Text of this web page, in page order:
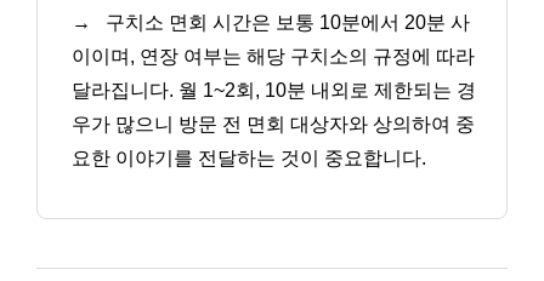
→
구치소 면회 시간은 보통 10분에서 20분 사
이이며, 연장 여부는 해당 구치소의 규정에 따라
달라집니다. 월 1~2회, 10분 내외로 제한되는 경
우가 많으니 방문 전 면회 대상자와 상의하여 중
요한 이야기를 전달하는 것이 중요합니다.